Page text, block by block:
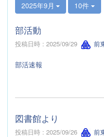
2025年9月 10件
部活動
投稿日時 : 2025/09/29 前
部活速報
図書館より
投稿日時 : 2025/09/26 前